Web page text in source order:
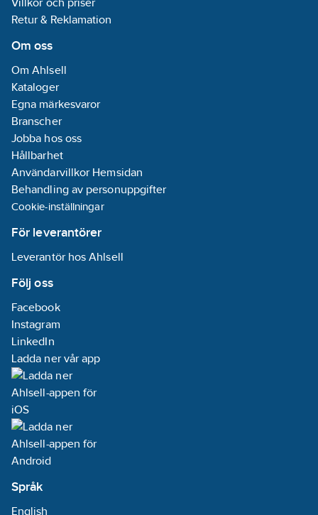
Retur & Reklamation
Om oss
Om Ahlsell
Kataloger
Egna märkesvaror
Branscher
Jobba hos oss
Hållbarhet
Användarvillkor Hemsidan
Behandling av personuppgifter
Cookie-inställningar
För leverantörer
Leverantör hos Ahlsell
Följ oss
Facebook
Instagram
LinkedIn
Ladda ner vår app
Språk
English